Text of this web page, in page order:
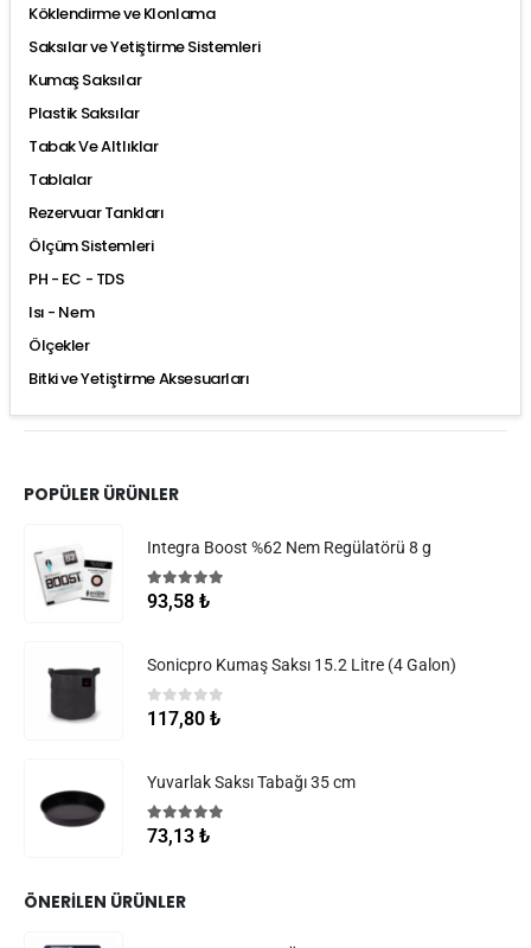
Köklendirme ve Klonlama
Saksılar ve Yetiştirme Sistemleri
Kumaş Saksılar
Plastik Saksılar
Tabak Ve Altlıklar
Tablalar
Rezervuar Tankları
Ölçüm Sistemleri
PH - EC - TDS
Isı - Nem
Ölçekler
Bitki ve Yetiştirme Aksesuarları
POPÜLER ÜRÜNLER
Integra Boost %62 Nem Regülatörü 8 g
5.005 üzerinden
93,58 ₺
Sonicpro Kumaş Saksı 15.2 Litre (4 Galon)
0 5 üzerinden
117,80 ₺
Yuvarlak Saksı Tabağı 35 cm
5.005 üzerinden
73,13 ₺
ÖNERILEN ÜRÜNLER